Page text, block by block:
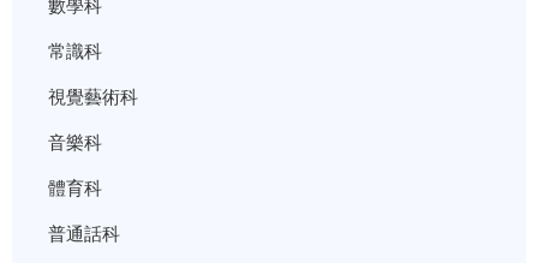
數學科
常識科
視覺藝術科
音樂科
體育科
普通話科